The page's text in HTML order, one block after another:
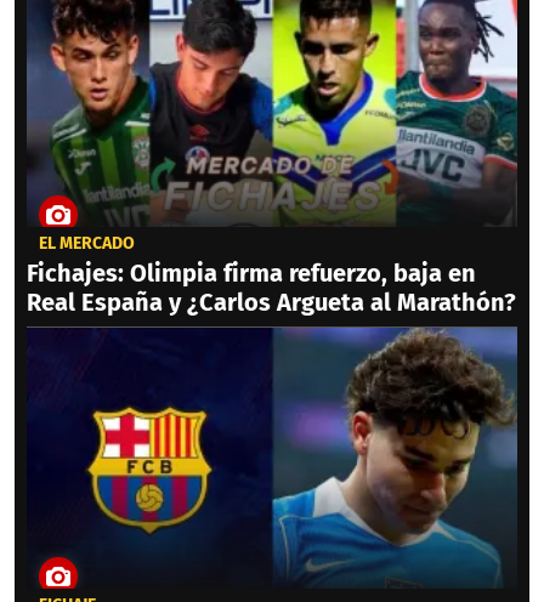
EL MERCADO
Fichajes: Olimpia firma refuerzo, baja en
Real España y ¿Carlos Argueta al Marathón?